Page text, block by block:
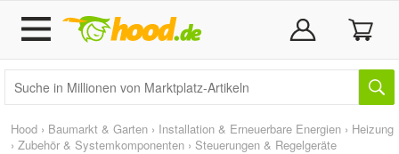
Hood › Baumarkt & Garten › Installation & Erneuerbare Energien › Heizung
› Zubehör & Systemkomponenten › Steuerungen & Regelgeräte